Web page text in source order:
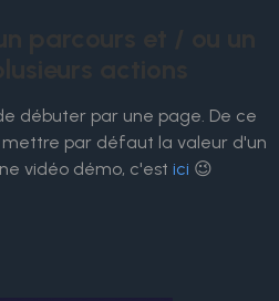
débuter par une page. De ce
par défaut la valeur d'un
vidéo démo, c'est ici 😉